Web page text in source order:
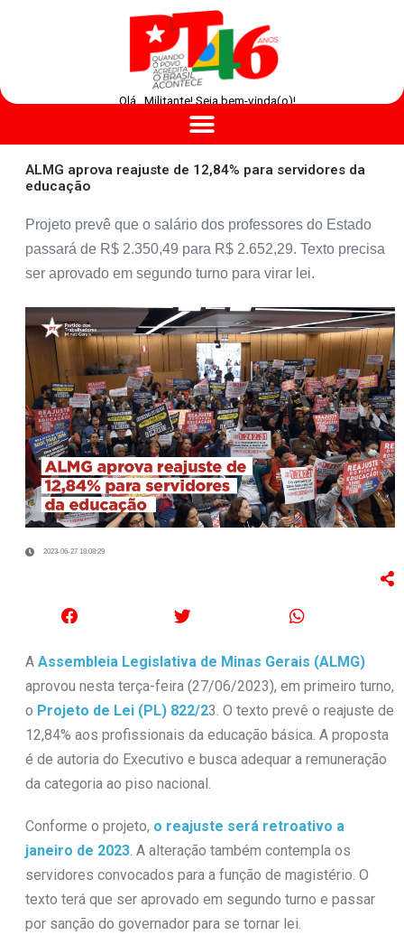
Olá , Militante! Seja bem-vinda(o)!
ALMG aprova reajuste de 12,84% para servidores da
educação
Projeto prevê que o salário dos professores do Estado
passará de R$ 2.350,49 para R$ 2.652,29. Texto precisa
ser aprovado em segundo turno para virar lei.
2023-06-27 18:08:29
A Assembleia Legislativa de Minas Gerais (ALMG)
aprovou nesta terça-feira (27/06/2023), em primeiro turno,
o Projeto de Lei (PL) 822/23. O texto prevê o reajuste de
12,84% aos profissionais da educação básica. A proposta
é de autoria do Executivo e busca adequar a remuneração
da categoria ao piso nacional.
Conforme o projeto, o reajuste será retroativo a
janeiro de 2023. A alteração também contempla os
servidores convocados para a função de magistério. O
texto terá que ser aprovado em segundo turno e passar
por sanção do governador para se tornar lei.